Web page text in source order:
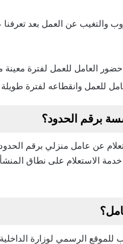
والتغيب عن العمل بعد
العامل للعمل لفترة
للعمل وانقطاعه لفترة
برقم الحدود؟
عن عامل منزلي برقم
خدمة الاستعلام على نطاق
الرسمي لوزارة